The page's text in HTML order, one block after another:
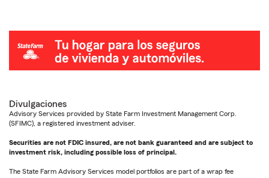
Divulgaciones
Advisory Services provided by State Farm Investment Management Corp.
(SFIMC), a registered investment adviser.
Securities are not FDIC insured, are not bank guaranteed and are subject to
investment risk, including possible loss of principal.
The State Farm Advisory Services model portfolios are part of a wrap fee